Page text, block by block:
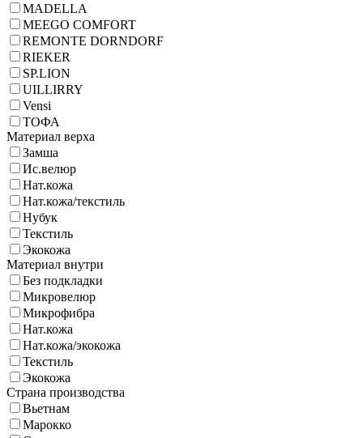
MADELLA
MEEGO COMFORT
REMONTE DORNDORF
RIEKER
SP.LION
UILLIRRY
Vensi
ТОФА
Материал верха
Замша
Ис.велюр
Нат.кожа
Нат.кожа/текстиль
Нубук
Текстиль
Экокожа
Материал внутри
Без подкладки
Микровелюр
Микрофибра
Нат.кожа
Нат.кожа/экокожа
Текстиль
Экокожа
Страна производства
Вьетнам
Марокко